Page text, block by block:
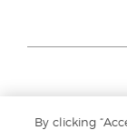
By clicking